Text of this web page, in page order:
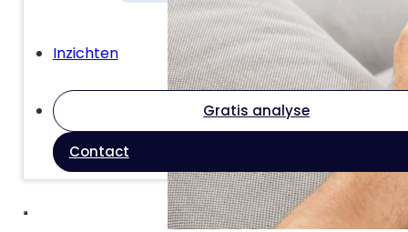
Inzichten
Gratis analyse
Contact